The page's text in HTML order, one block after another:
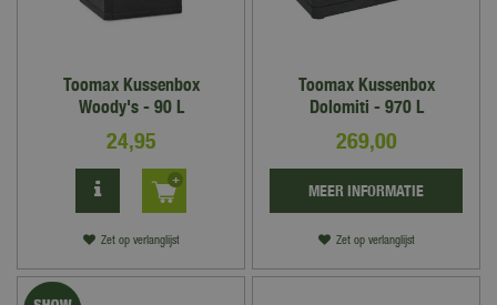
Toomax Kussenbox
Woody's - 90 L
24,95
Zet op verlanglijst
Toomax Kussenbox
Dolomiti - 970 L
269,00
Zet op verlanglijst
MEER INFORMATIE